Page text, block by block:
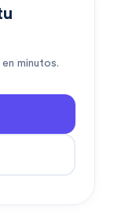
minutos.